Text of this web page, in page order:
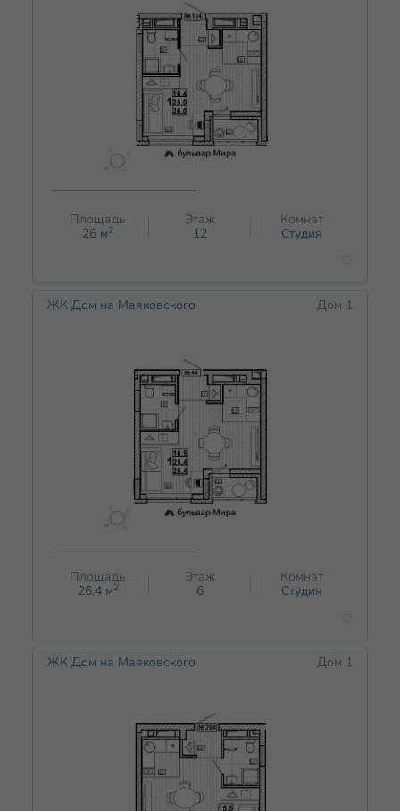
Площадь
26 м2
Этаж
12
Комнат
Студия
ЖК Дом на Маяковского Дом 1
Площадь
26.4м2
Этаж
6
Комнат
Студия
ЖК Дом на Маяковского Дом 1